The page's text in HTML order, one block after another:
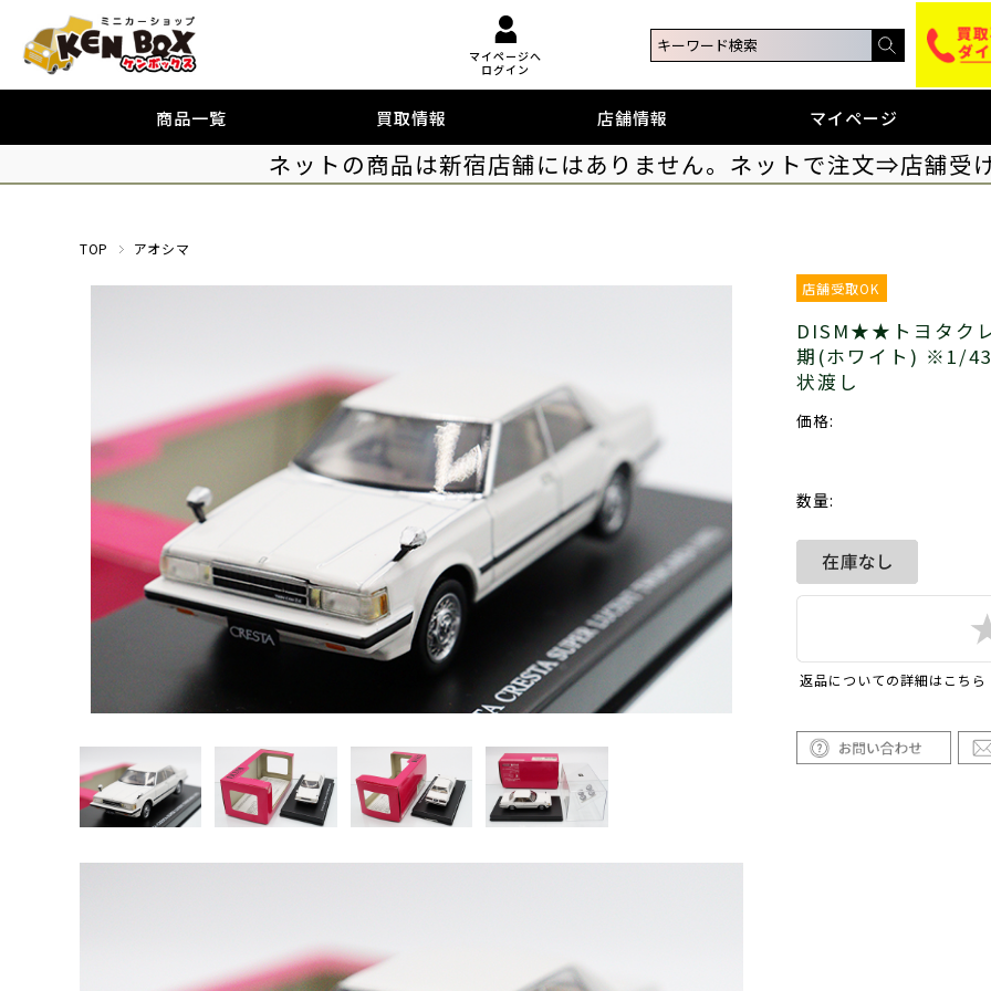
マイページへ
ログイン
商品一覧 買取情報 店舗情報 マイページ
ネットの商品は新宿店舗にはありません。ネットで注文⇒店舗受
TOP アオシマ
店舗受取OK
DISM★★トヨタク
期(ホワイト) ※1/43
状渡し
価格:
数量:
返品についての詳細はこちら